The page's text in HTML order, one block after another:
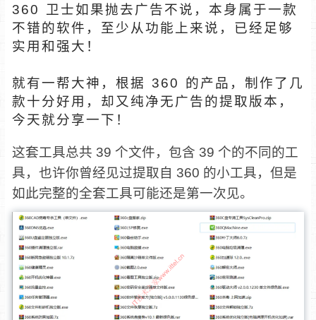
360 卫士如果抛去广告不说，本身属于一款
不错的软件，至少从功能上来说，已经足够
实用和强大！
就有一帮大神，根据 360 的产品，制作了几
款十分好用，却又纯净无广告的提取版本，
今天就分享一下！
这套工具总共 39 个文件，包含 39 个的不同的工
具，也许你曾经见过提取自 360 的小工具，但是
如此完整的全套工具可能还是第一次见。